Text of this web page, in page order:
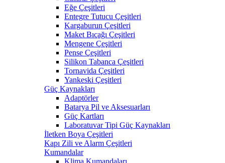
Eğe Çeşitleri
Entegre Tutucu Çeşitleri
Kargaburun Çeşitleri
Maket Bıçağı Çeşitleri
Mengene Çeşitleri
Pense Çeşitleri
Silikon Tabanca Çeşitleri
Tornavida Çeşitleri
Yankeski Çeşitleri
Güç Kaynakları
Adaptörler
Batarya Pil ve Aksesuarları
Güç Kartları
Laboratuvar Tipi Güç Kaynakları
İletken Boya Çeşitleri
Kapı Zili ve Alarm Çeşitleri
Kumandalar
Klima Kumandaları